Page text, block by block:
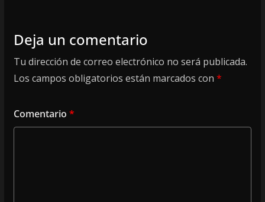
Deja un comentario
Tu dirección de correo electrónico no será publicada.
Los campos obligatorios están marcados con *
Comentario *